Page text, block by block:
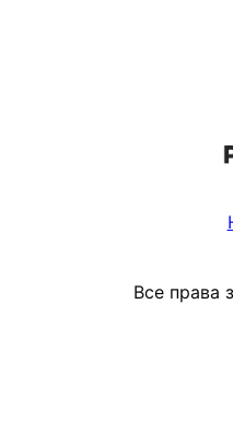
Все права